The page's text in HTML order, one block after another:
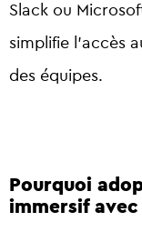
Slack ou
simplifie l’accès
des équipes.
Pourquoi
immersif avec